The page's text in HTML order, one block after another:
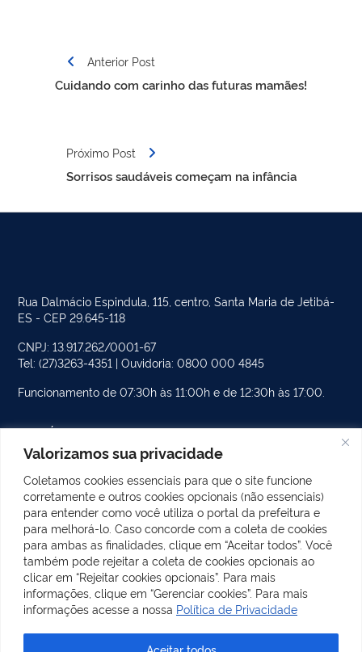
Valorizamos sua privacidade
Coletamos cookies essenciais para que o site funcione
corretamente e outros cookies opcionais (não essenciais)
para entender como você utiliza o portal da prefeitura e
para melhorá-lo. Caso concorde com a coleta de cookies
para ambas as finalidades, clique em “Aceitar todos”. Você
também pode rejeitar a coleta de cookies opcionais ao
clicar em “Rejeitar cookies opcionais”. Para mais
informações, clique em “Gerenciar cookies”. Para mais
informações acesse a nossa Política de Privacidade
Aceitar todos
NavegaçãoAnterior Post
Cuidando com carinho das futuras mamães!
Próximo Post
Sorrisos saudáveis começam na infância
Rua Dalmácio Espindula, 115, centro, Santa Maria de Jetibá-
ES - CEP 29.645-118
CNPJ: 13.917.262/0001-67
Tel: (27)3263-4351 | Ouvidoria: 0800 000 4845
Funcionamento de 07:30h às 11:00h e de 12:30h às 17:00.
PÁGINAS DO SITE
POSTS RECENTES
REDES SOCIAIS
Facebook
Instagram